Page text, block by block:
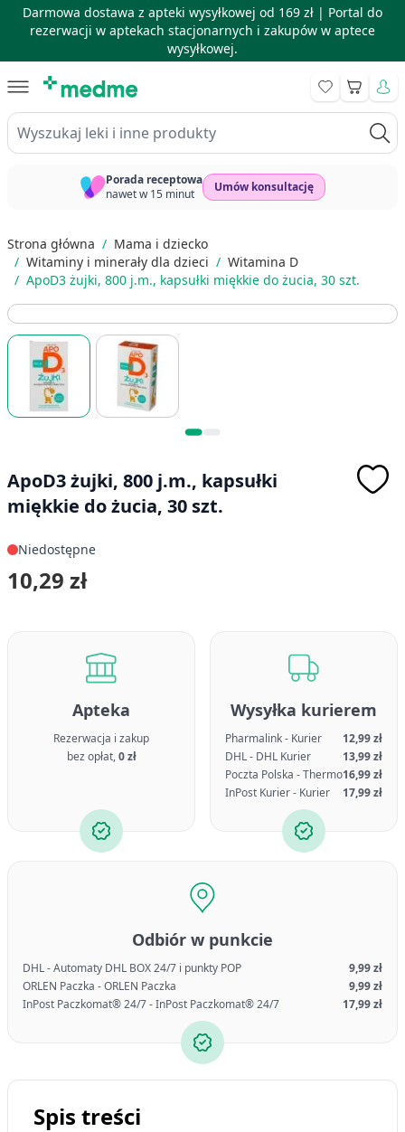
Darmowa dostawa z apteki wysyłkowej od 169 zł | Portal do
rezerwacji w aptekach stacjonarnych i zakupów w aptece
wysyłkowej.
Wyszukaj leki i inne produkty
Koszyk
Porada receptowa
nawet w 15 minut
Umów konsultację
Strona główna / Mama i dziecko
/ Witaminy i minerały dla dzieci / Witamina D
/ ApoD3 żujki, 800 j.m., kapsułki miękkie do żucia, 30 szt.
ApoD3 żujki, 800 j.m., kapsułki
miękkie do żucia, 30 szt.
Niedostępne
10,29 zł
Apteka
Rezerwacja i zakup
bez opłat,0 zł
Wysyłka kurierem
Pharmalink - Kurier
12,99 zł
DHL - DHL Kurier
13,99 zł
Poczta Polska - Thermo16,99 zł
InPost Kurier - Kurier
17,99 zł
Odbiór w punkcie
DHL - Automaty DHL BOX 24/7 i punkty POP
9,99 zł
ORLEN Paczka - ORLEN Paczka
9,99 zł
InPost Paczkomat® 24/7 - InPost Paczkomat® 24/7
17,99 zł
Spis treści